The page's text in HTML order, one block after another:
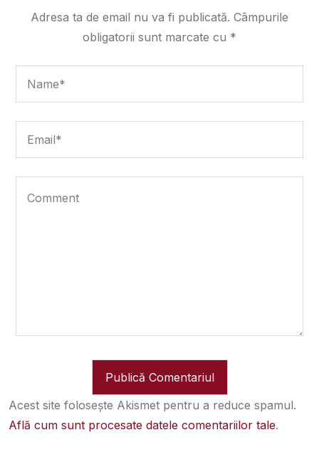
Adresa ta de email nu va fi publicată. Câmpurile
obligatorii sunt marcate cu *
Acest site folosește Akismet pentru a reduce spamul.
Află cum sunt procesate datele comentariilor tale.